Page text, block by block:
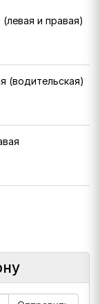
и правая)
(водительская)